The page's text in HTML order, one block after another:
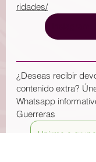
ridades/
¿Deseas recibir
contenido extra?
Whatsapp
Guerreras
Unirme a